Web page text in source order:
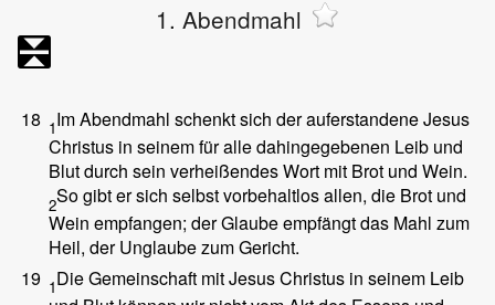
1. Abendmahl
18 1Im Abendmahl schenkt sich der auferstandene Jesus
Christus in seinem für alle dahingegebenen Leib und
Blut durch sein verheißendes Wort mit Brot und Wein.
2So gibt er sich selbst vorbehaltlos allen, die Brot und
Wein empfangen; der Glaube empfängt das Mahl zum
Heil, der Unglaube zum Gericht.
19 1Die Gemeinschaft mit Jesus Christus in seinem Leib